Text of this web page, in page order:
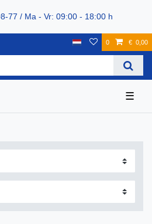
77 / Ma - Vr: 09:00 - 18:00 h
0 € 0,00
☰